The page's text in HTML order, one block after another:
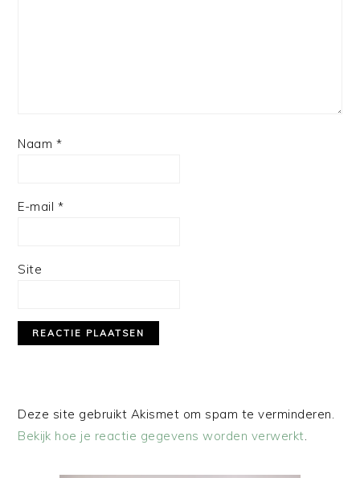
Naam *
E-mail *
Site
Deze site gebruikt Akismet om spam te verminderen.
Bekijk hoe je reactie gegevens worden verwerkt